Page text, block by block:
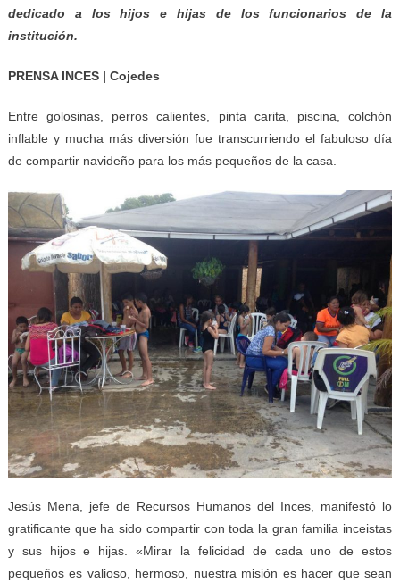
dedicado a los hijos e hijas de los funcionarios de la
institución.
PRENSA INCES | Cojedes
Entre golosinas, perros calientes, pinta carita, piscina, colchón
inflable y mucha más diversión fue transcurriendo el fabuloso día
de compartir navideño para los más pequeños de la casa.
Jesús Mena, jefe de Recursos Humanos del Inces, manifestó lo
gratificante que ha sido compartir con toda la gran familia inceistas
y sus hijos e hijas. «Mirar la felicidad de cada uno de estos
pequeños es valioso, hermoso, nuestra misión es hacer que sean